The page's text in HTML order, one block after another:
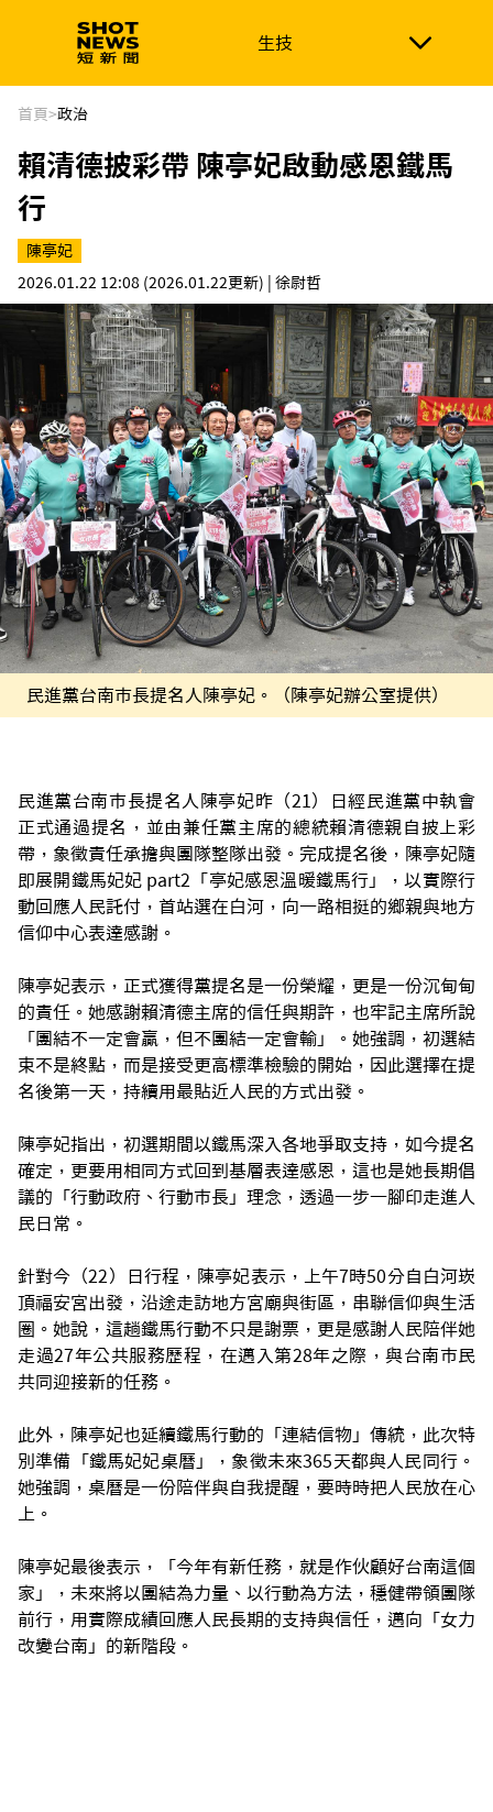
生技
生技 政治
新南向 體育
首頁>政治
賴清德披彩帶 陳亭妃啟動感恩鐵馬
行
陳亭妃
2026.01.22 12:08 (2026.01.22更新) | 徐尉哲
民進黨台南市長提名人陳亭妃。（陳亭妃辦公室提供）
民進黨台南市長提名人陳亭妃昨（21）日經民進黨中執會
正式通過提名，並由兼任黨主席的總統賴清德親自披上彩
帶，象徵責任承擔與團隊整隊出發。完成提名後，陳亭妃隨
即展開鐵馬妃妃 part2「亭妃感恩溫暖鐵馬行」，以實際行
動回應人民託付，首站選在白河，向一路相挺的鄉親與地方
信仰中心表達感謝。
陳亭妃表示，正式獲得黨提名是一份榮耀，更是一份沉甸甸
的責任。她感謝賴清德主席的信任與期許，也牢記主席所說
「團結不一定會贏，但不團結一定會輸」。她強調，初選結
束不是終點，而是接受更高標準檢驗的開始，因此選擇在提
名後第一天，持續用最貼近人民的方式出發。
陳亭妃指出，初選期間以鐵馬深入各地爭取支持，如今提名
確定，更要用相同方式回到基層表達感恩，這也是她長期倡
議的「行動政府、行動市長」理念，透過一步一腳印走進人
民日常。
針對今（22）日行程，陳亭妃表示，上午7時50分自白河崁
頂福安宮出發，沿途走訪地方宮廟與街區，串聯信仰與生活
圈。她說，這趟鐵馬行動不只是謝票，更是感謝人民陪伴她
走過27年公共服務歷程，在邁入第28年之際，與台南市民
共同迎接新的任務。
此外，陳亭妃也延續鐵馬行動的「連結信物」傳統，此次特
別準備「鐵馬妃妃桌曆」，象徵未來365天都與人民同行。
她強調，桌曆是一份陪伴與自我提醒，要時時把人民放在心
上。
陳亭妃最後表示，「今年有新任務，就是作伙顧好台南這個
家」，未來將以團結為力量、以行動為方法，穩健帶領團隊
前行，用實際成績回應人民長期的支持與信任，邁向「女力
改變台南」的新階段。